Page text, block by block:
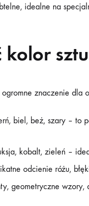
idealne na
ogromne znaczenie dla
biel, beż, szary – to
kobalt, zieleń –
odcienie różu,
geometryczne